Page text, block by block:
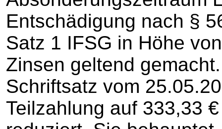
Entschädigung nach §
Satz 1 IFSG in Höhe
Zinsen geltend
Schriftsatz vom
Teilzahlung auf 333,33